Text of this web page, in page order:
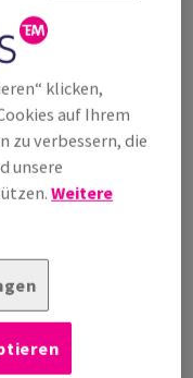
klicken,
auf Ihrem
zu verbessern, die
unsere
Weitere